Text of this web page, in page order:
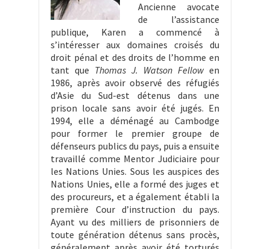
Ancienne avocate
de l’assistance
publique, Karen a commencé à
s’intéresser aux domaines croisés du
droit pénal et des droits de l’homme en
tant que Thomas J. Watson Fellowen
1986, après avoir observé des réfugiés
d’Asie du Sud-est détenus dans une
prison locale sans avoir été jugés. En
1994, elle a déménagé au Cambodge
pour former le premier groupe de
défenseurs publics du pays, puis a ensuite
travaillé comme Mentor Judiciaire pour
les Nations Unies. Sous les auspices des
Nations Unies, elle a formé des juges et
des procureurs, et a également établi la
première Cour d’instruction du pays.
Ayant vu des milliers de prisonniers de
toute génération détenus sans procès,